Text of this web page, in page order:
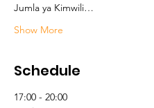
Jumla ya Kimwili…
Show More
Schedule
17:00 - 20:00